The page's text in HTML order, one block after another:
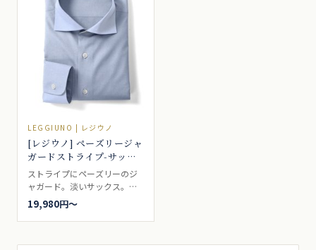
LEGGIUNO | レジウノ
[レジウノ] ペーズリージャ
ガードストライプ-サック
ス #5951
ストライプにペーズリーのジ
ャガード。淡いサックス。ド
レスシャツ向き。
19,980円〜